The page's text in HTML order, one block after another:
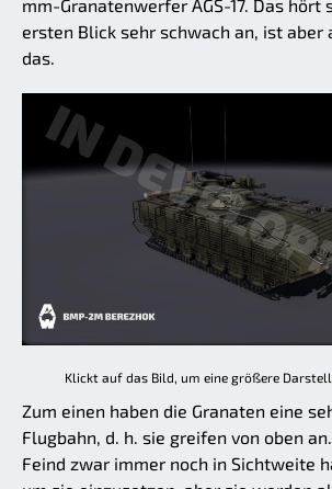
mm-Granatenwerfer AGS-17. Das hört
ersten Blick sehr schwach an, ist aber
das.
Klickt auf das Bild, um eine größere
Zum einen haben die Granaten eine
Flugbahn, d. h. sie greifen von oben
Feind zwar immer noch in Sichtweite